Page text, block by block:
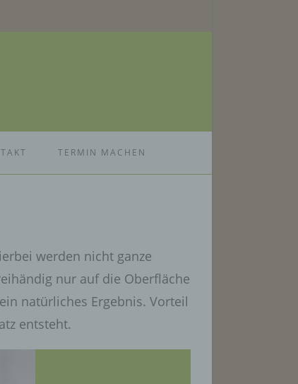
TERMIN MACHEN
werden nicht ganze
nur auf die Oberfläche
natürliches Ergebnis. Vorteil
entsteht.